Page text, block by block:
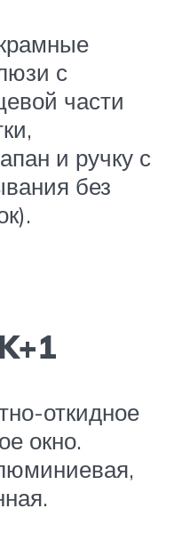
с
части
и ручку с
без
откидное
окно.